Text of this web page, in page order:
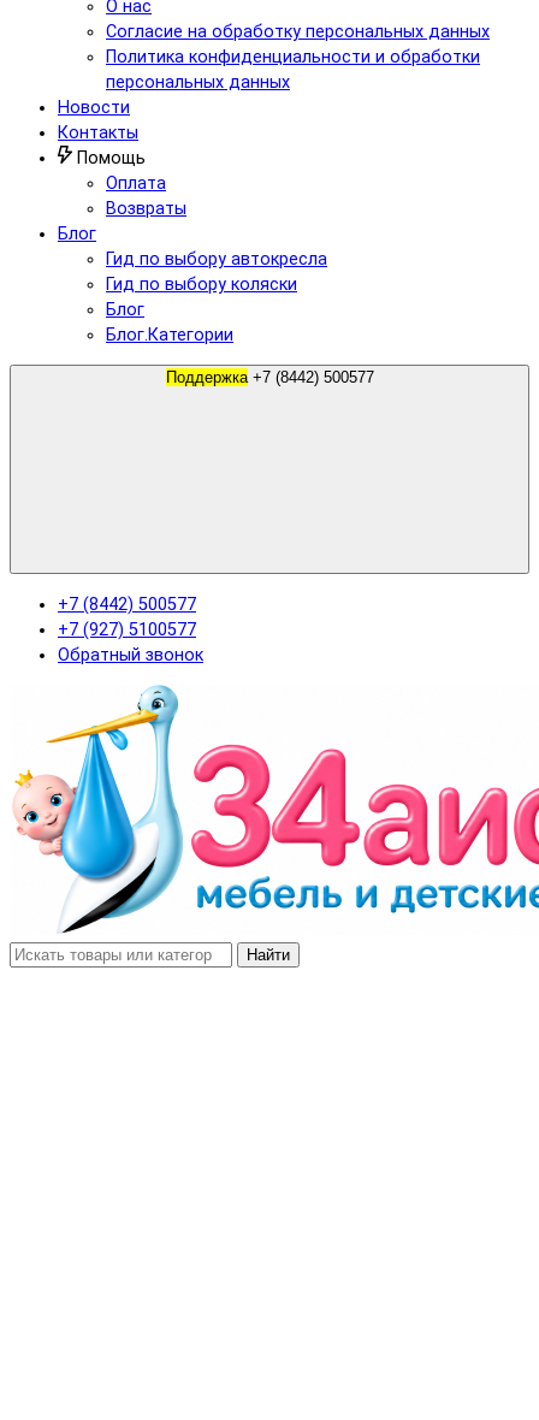
О нас
Согласие на обработку персональных данных
Политика конфиденциальности и обработки
персональных данных
Новости
Контакты
Помощь
Оплата
Возвраты
Блог
Гид по выбору автокресла
Гид по выбору коляски
Блог
Блог.Категории
Поддержка +7 (8442) 500577
+7 (8442) 500577
+7 (927) 5100577
Обратный звонок
Найти